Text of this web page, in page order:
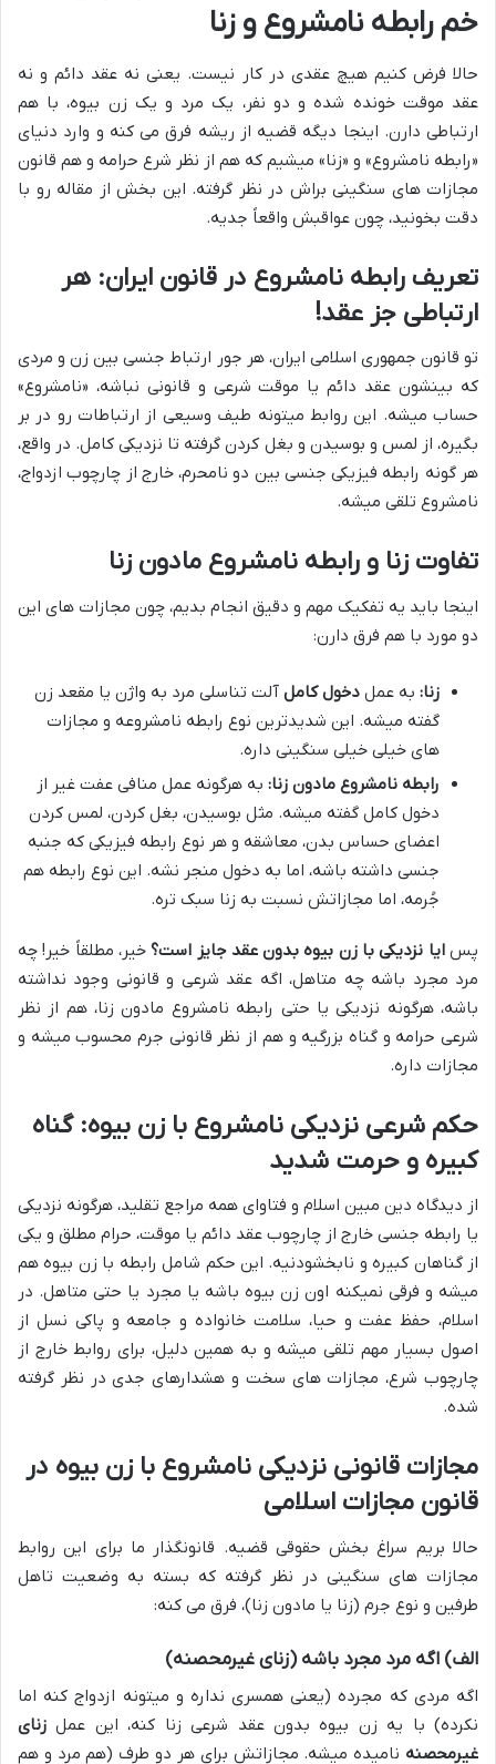
خم رابطه نامشروع و زنا
حالا فرض کنیم هیچ عقدی در کار نیست. یعنی نه عقد دائم و نه
عقد موقت خونده شده و دو نفر، یک مرد و یک زن بیوه، با هم
ارتباطی دارن. اینجا دیگه قضیه از ریشه فرق می کنه و وارد دنیای
«رابطه نامشروع» و «زنا» میشیم که هم از نظر شرع حرامه و هم قانون
مجازات های سنگینی براش در نظر گرفته. این بخش از مقاله رو با
دقت بخونید، چون عواقبش واقعاً جدیه.
تعریف رابطه نامشروع در قانون ایران: هر
ارتباطی جز عقد!
تو قانون جمهوری اسلامی ایران، هر جور ارتباط جنسی بین زن و مردی
که بینشون عقد دائم یا موقت شرعی و قانونی نباشه، «نامشروع»
حساب میشه. این روابط میتونه طیف وسیعی از ارتباطات رو در بر
بگیره، از لمس و بوسیدن و بغل کردن گرفته تا نزدیکی کامل. در واقع،
هر گونه رابطه فیزیکی جنسی بین دو نامحرم، خارج از چارچوب ازدواج،
نامشروع تلقی میشه.
تفاوت زنا و رابطه نامشروع مادون زنا
اینجا باید یه تفکیک مهم و دقیق انجام بدیم، چون مجازات های این
دو مورد با هم فرق دارن:
زنا: به عمل دخول کامل آلت تناسلی مرد به واژن یا مقعد زن
گفته میشه. این شدیدترین نوع رابطه نامشروعه و مجازات
های خیلی خیلی سنگینی داره.
رابطه نامشروع مادون زنا: به هرگونه عمل منافی عفت غیر از
دخول کامل گفته میشه. مثل بوسیدن، بغل کردن، لمس کردن
اعضای حساس بدن، معاشقه و هر نوع رابطه فیزیکی که جنبه
جنسی داشته باشه، اما به دخول منجر نشه. این نوع رابطه هم
جُرمه، اما مجازاتش نسبت به زنا سبک تره.
پسایا نزدیکی با زن بیوه بدون عقد جایز است؟خیر، مطلقاً خیر! چه
مرد مجرد باشه چه متاهل، اگه عقد شرعی و قانونی وجود نداشته
باشه، هرگونه نزدیکی یا حتی رابطه نامشروع مادون زنا، هم از نظر
شرعی حرامه و گناه بزرگیه و هم از نظر قانونی جرم محسوب میشه و
مجازات داره.
حکم شرعی نزدیکی نامشروع با زن بیوه: گناه
کبیره و حرمت شدید
از دیدگاه دین مبین اسلام و فتاوای همه مراجع تقلید، هرگونه نزدیکی
یا رابطه جنسی خارج از چارچوب عقد دائم یا موقت، حرام مطلق و یکی
از گناهان کبیره و نابخشودنیه. این حکم شامل رابطه با زن بیوه هم
میشه و فرقی نمیکنه اون زن بیوه باشه یا مجرد یا حتی متاهل. در
اسلام، حفظ عفت و حیا، سلامت خانواده و جامعه و پاکی نسل از
اصول بسیار مهم تلقی میشه و به همین دلیل، برای روابط خارج از
چارچوب شرع، مجازات های سخت و هشدارهای جدی در نظر گرفته
شده.
مجازات قانونی نزدیکی نامشروع با زن بیوه در
قانون مجازات اسلامی
حالا بریم سراغ بخش حقوقی قضیه. قانونگذار ما برای این روابط
مجازات های سنگینی در نظر گرفته که بسته به وضعیت تاهل
طرفین و نوع جرم (زنا یا مادون زنا)، فرق می کنه:
الف) اگه مرد مجرد باشه (زنای غیرمحصنه)
اگه مردی که مجرده (یعنی همسری نداره و میتونه ازدواج کنه اما
نکرده) با یه زن بیوه بدون عقد شرعی زنا کنه، این عمل زنای
غیرمحصنه نامیده میشه. مجازاتش برای هر دو طرف (هم مرد و هم